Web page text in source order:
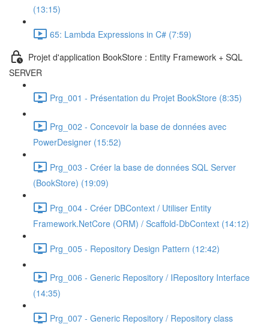
(13:15)
65: Lambda Expressions in C# (7:59)
Projet d'application BookStore : Entity Framework + SQL
SERVER
Prg_001 - Présentation du Projet BookStore (8:35)
Prg_002 - Concevoir la base de données avec
PowerDesigner (15:52)
Prg_003 - Créer la base de données SQL Server
(BookStore) (19:09)
Prg_004 - Créer DBContext / Utiliser Entity
Framework.NetCore (ORM) / Scaffold-DbContext (14:12)
Prg_005 - Repository Design Pattern (12:42)
Prg_006 - Generic Repository / IRepository Interface
(14:35)
Prg_007 - Generic Repository / Repository class